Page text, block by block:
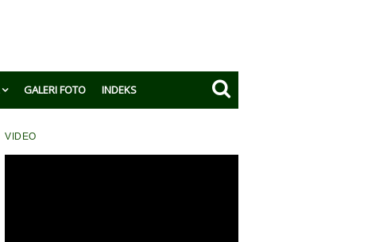
GALERI FOTO INDEKS
VIDEO